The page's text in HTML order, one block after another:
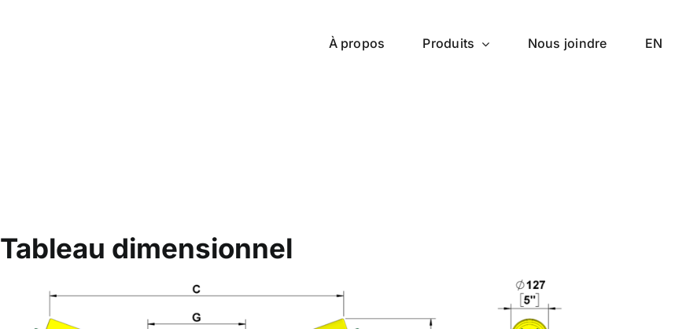
À propos Produits Nous joindre EN
Tableau dimensionnel